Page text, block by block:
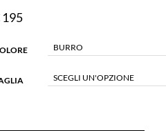
195